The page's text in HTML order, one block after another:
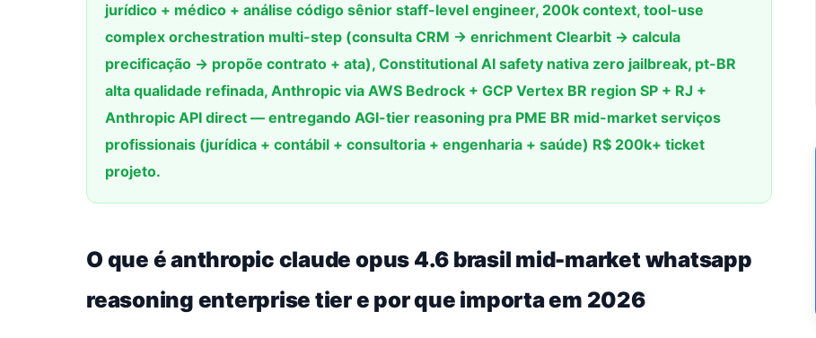
jurídico + médico + análise código sênior staff-level engineer, 200k context, tool-use
complex orchestration multi-step (consulta CRM → enrichment Clearbit → calcula
precificação → propõe contrato + ata), Constitutional AI safety nativa zero jailbreak, pt-BR
alta qualidade refinada, Anthropic via AWS Bedrock + GCP Vertex BR region SP + RJ +
Anthropic API direct — entregando AGI-tier reasoning pra PME BR mid-market serviços
profissionais (jurídica + contábil + consultoria + engenharia + saúde) R$ 200k+ ticket
projeto.
O que é anthropic claude opus 4.6 brasil mid-market whatsapp
reasoning enterprise tier e por que importa em 2026